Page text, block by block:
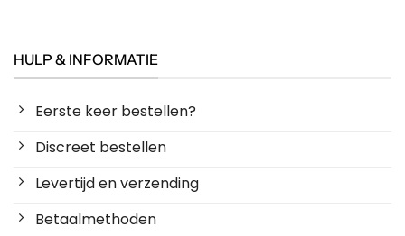
HULP & INFORMATIE
Eerste keer bestellen?
Discreet bestellen
Levertijd en verzending
Betaalmethoden